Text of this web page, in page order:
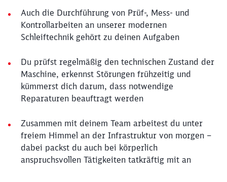
Auch die Durchführung von Prüf-, Mess- und
Kontrollarbeiten an unserer modernen
Schleiftechnik gehört zu deinen Aufgaben
Du prüfst regelmäßig den technischen Zustand der
Maschine, erkennst Störungen frühzeitig und
kümmerst dich darum, dass notwendige
Reparaturen beauftragt werden
Zusammen mit deinem Team arbeitest du unter
freiem Himmel an der Infrastruktur von morgen –
dabei packst du auch bei körperlich
anspruchsvollen Tätigkeiten tatkräftig mit an